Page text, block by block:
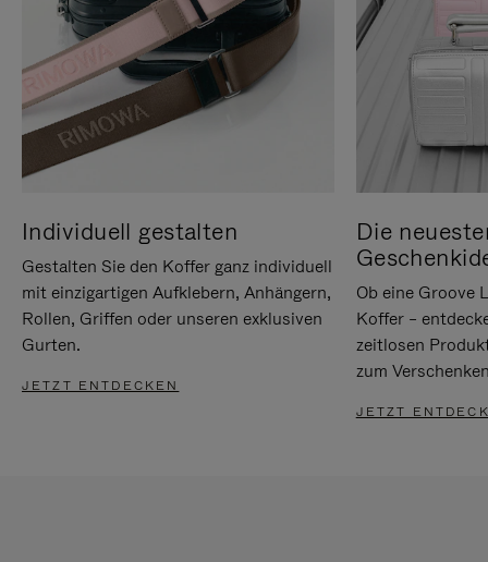
Individuell gestalten
Gestalten Sie den Koffer ganz individuell
mit einzigartigen Aufklebern, Anhängern,
Rollen, Griffen oder unseren exklusiven
Gurten.
JETZT ENTDECKEN
Die
Ob eine Groove
Koffer –
zeitlosen
zum
JETZT